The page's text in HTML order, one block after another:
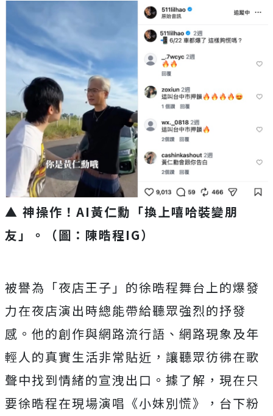
▲ 神操作！AI黃仁勳「換上嘻哈裝變朋
友」。（圖：陳晧程IG）
被譽為「夜店王子」 的徐晧程舞台上的爆發
力在夜店演出時總能帶給聽眾強烈的抒發
感。 他的創作與網路流行語、網路現象及年
輕人的真實生活非常貼近， 讓聽眾彷彿在歌
聲中找到情緒的宣洩出口。據了解， 現在只
要徐晧程在現場演唱《小妹別慌》， 台下粉